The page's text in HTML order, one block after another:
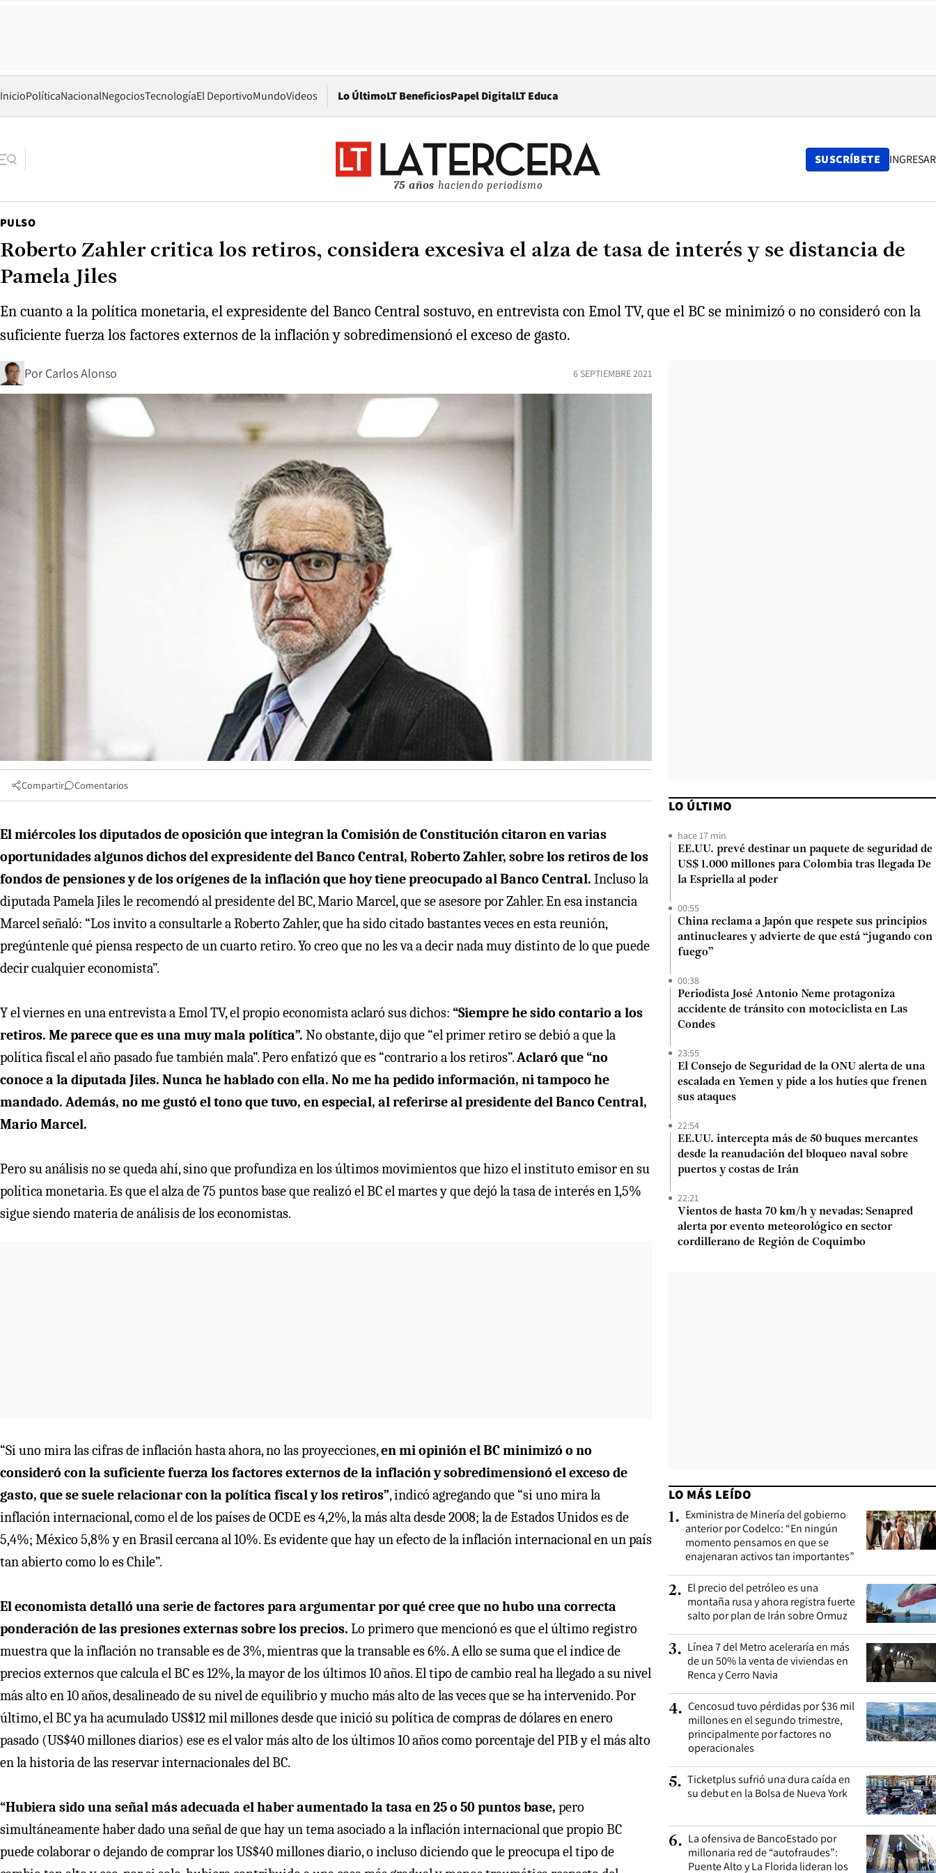
InicioPolíticaNacionalNegociosTecnologíaEl DeportivoMundoVideos Lo ÚltimoLT BeneficiosPapel DigitalOpens in new window
LT Educa
75 años haciendo periodismo
SUSCRÍBETE INGRESAR
PULSO
Roberto Zahler critica los retiros, considera excesiva el alza de tasa de interés y se distancia de
Pamela Jiles
En cuanto a la política monetaria, el expresidente del Banco Central sostuvo, en entrevista con Emol TV, que el BC se minimizó o no consideró con la
suficiente fuerza los factores externos de la inflación y sobredimensionó el exceso de gasto.
Por Carlos Alonso 6 SEPTIEMBRE 2021
Compartir Comentarios
El miércoles los diputados de oposición que integran la Comisión de Constitución citaron en varias
oportunidades algunos dichos del expresidente del Banco Central, Roberto Zahler, sobre los retiros de los
fondos de pensiones y de los orígenes de la inflación que hoy tiene preocupado al Banco Central. Incluso la
diputada Pamela Jiles le recomendó al presidente del BC, Mario Marcel, que se asesore por Zahler. En esa instancia
Marcel señaló: “Los invito a consultarle a Roberto Zahler, que ha sido citado bastantes veces en esta reunión,
pregúntenle qué piensa respecto de un cuarto retiro. Yo creo que no les va a decir nada muy distinto de lo que puede
decir cualquier economista”.
Y el viernes en una entrevista a Emol TV, el propio economista aclaró sus dichos: “Siempre he sido contario a los
retiros. Me parece que es una muy mala política”. No obstante, dijo que “el primer retiro se debió a que la
política fiscal el año pasado fue también mala”. Pero enfatizó que es “contrario a los retiros”.Aclaró que “no
conoce a la diputada Jiles. Nunca he hablado con ella. No me ha pedido información, ni tampoco he
mandado. Además, no me gustó el tono que tuvo, en especial, al referirse al presidente del Banco Central,
Mario Marcel.
Pero su análisis no se queda ahí, sino que profundiza en los últimos movimientos que hizo el instituto emisor en su
política monetaria. Es que el alza de 75 puntos base que realizó el BC el martes y que dejó la tasa de interés en 1,5%
sigue siendo materia de análisis de los economistas.
“Si uno mira las cifras de inflación hasta ahora, no las proyecciones,en mi opinión el BC minimizó o no
consideró con la suficiente fuerza los factores externos de la inflación y sobredimensionó el exceso de
gasto, que se suele relacionar con la política fiscal y los retiros”, indicó agregando que “si uno mira la
inflación internacional, como el de los países de OCDE es 4,2%, la más alta desde 2008; la de Estados Unidos es de
5,4%; México 5,8% y en Brasil cercana al 10%. Es evidente que hay un efecto de la inflación internacional en un país
tan abierto como lo es Chile”.
El economista detalló una serie de factores para argumentar por qué cree que no hubo una correcta
ponderación de las presiones externas sobre los precios. Lo primero que mencionó es que el último registro
muestra que la inflación no transable es de 3%, mientras que la transable es 6%. A ello se suma que el índice de
precios externos que calcula el BC es 12%, la mayor de los últimos 10 años. El tipo de cambio real ha llegado a su nivel
más alto en 10 años, desalineado de su nivel de equilibrio y mucho más alto de las veces que se ha intervenido. Por
último, el BC ya ha acumulado US$12 mil millones desde que inició su política de compras de dólares en enero
pasado (US$40 millones diarios) ese es el valor más alto de los últimos 10 años como porcentaje del PIB y el más alto
en la historia de las reservar internacionales del BC.
“Hubiera sido una señal más adecuada el haber aumentado la tasa en 25 o 50 puntos base, pero
simultáneamente haber dado una señal de que hay un tema asociado a la inflación internacional que propio BC
puede colaborar o dejando de comprar los US$40 millones diario, o incluso diciendo que le preocupa el tipo de
LO ÚLTIMO
hace 17 min
EE.UU. prevé destinar un paquete de seguridad de
US$ 1.000 millones para Colombia tras llegada De
la Espriella al poder
00:55
China reclama a Japón que respete sus principios
antinucleares y advierte de que está “jugando con
fuego”
00:38
Periodista José Antonio Neme protagoniza
accidente de tránsito con motociclista en Las
Condes
23:55
El Consejo de Seguridad de la ONU alerta de una
escalada en Yemen y pide a los hutíes que frenen
sus ataques
22:54
EE.UU. intercepta más de 50 buques mercantes
desde la reanudación del bloqueo naval sobre
puertos y costas de Irán
22:21
Vientos de hasta 70 km/h y nevadas: Senapred
alerta por evento meteorológico en sector
cordillerano de Región de Coquimbo
LO MÁS LEÍDO
1. Exministra de Minería del gobierno
anterior por Codelco: “En ningún
momento pensamos en que se
enajenaran activos tan importantes”
2. El precio del petróleo es una
montaña rusa y ahora registra fuerte
salto por plan de Irán sobre Ormuz
3. Línea 7 del Metro aceleraría en más
de un 50% la venta de viviendas en
Renca y Cerro Navia
4. Cencosud tuvo pérdidas por $36 mil
millones en el segundo trimestre,
principalmente por factores no
operacionales
5. Ticketplus sufrió una dura caída en
su debut en la Bolsa de Nueva York
6. La ofensiva de BancoEstado por
millonaria red de “autofraudes”:
Puente Alto y La Florida lideran los